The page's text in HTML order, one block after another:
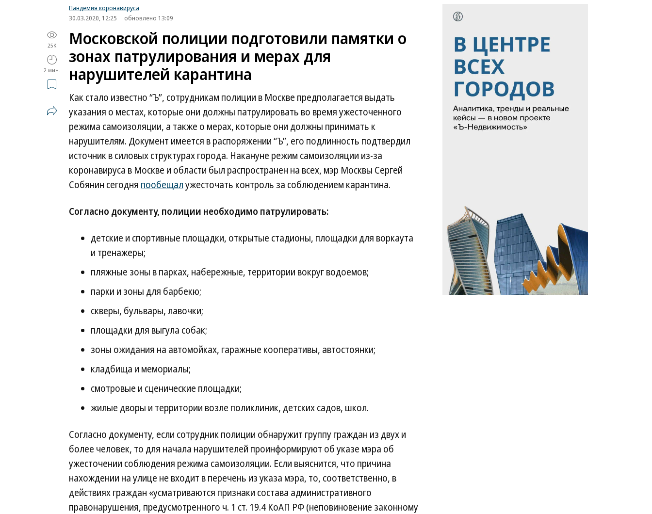
Пандемия коронавируса
30.03.2020, 12:25
обновлено 13:09
25K
2 мин.
Московской полиции подготовили памятки о
зонах патрулирования и мерах для
нарушителей карантина
Как стало известно “Ъ”, сотрудникам полиции в Москве предполагается выдать
указания о местах, которые они должны патрулировать во время ужесточенного
режима самоизоляции, а также о мерах, которые они должны принимать к
нарушителям. Документ имеется в распоряжении “Ъ”, его подлинность подтвердил
источник в силовых структурах города. Накануне режим самоизоляции из-за
коронавируса в Москве и области был распространен на всех, мэр Москвы Сергей
Собянин сегодня пообещалужесточать контроль за соблюдением карантина.
Согласно документу, полиции необходимо патрулировать:
детские и спортивные площадки, открытые стадионы, площадки для воркаута
и тренажеры;
пляжные зоны в парках, набережные, территории вокруг водоемов;
парки и зоны для барбекю;
скверы, бульвары, лавочки;
площадки для выгула собак;
зоны ожидания на автомойках, гаражные кооперативы, автостоянки;
кладбища и мемориалы;
смотровые и сценические площадки;
жилые дворы и территории возле поликлиник, детских садов, школ.
Согласно документу, если сотрудник полиции обнаружит группу граждан из двух и
более человек, то для начала нарушителей проинформируют об указе мэра об
ужесточении соблюдения режима самоизоляции. Если выяснится, что причина
нахождении на улице не входит в перечень из указа мэра, то, соответственно, в
действиях граждан «усматриваются признаки состава административного
правонарушения, предусмотренного ч. 1 ст. 19.4 КоАП РФ (неповиновение законному